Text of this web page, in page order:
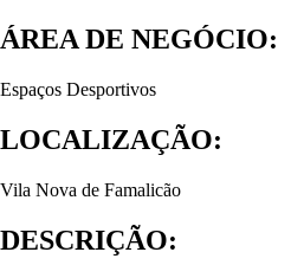
ÁREA DE NEGÓCIO:
Espaços Desportivos
LOCALIZAÇÃO:
Vila Nova de Famalicão
DESCRIÇÃO: